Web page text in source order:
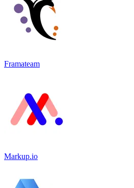
Framateam
Markup.io